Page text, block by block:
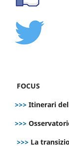
FOCUS
>>> Itinerari
>>>
>>> La